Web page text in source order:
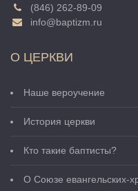
(846) 262-89-09
info@baptizm.ru
О ЦЕРКВИ
Наше вероучение
История церкви
Кто такие баптисты?
О Cоюзе евангельских-